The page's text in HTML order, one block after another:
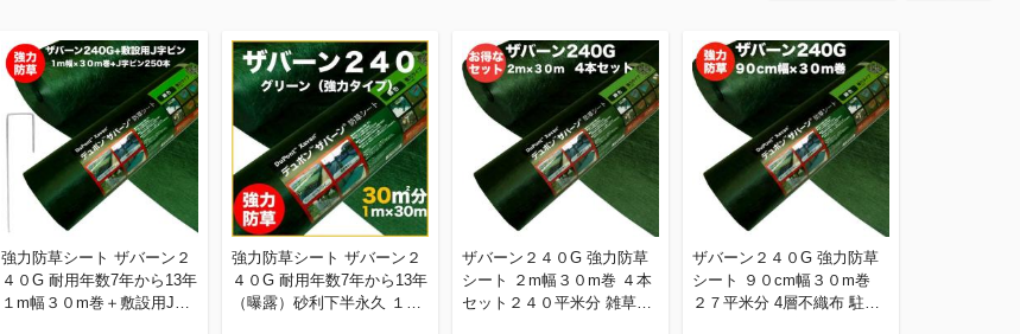
強力防草シート ザバーン２
４０G 耐用年数7年から13年
１m幅３０m巻＋敷設用J字
強力防草シート ザバーン２
４０G 耐用年数7年から13年
（曝露）砂利下半永久 １m
ザバーン２４０G 強力防草
シート ２m幅３０m巻 ４本
セット２４０平米分 雑草対
ザバーン２４０G 強力防草
シート ９０cm幅３０m巻
２７平米分 4層不織布 駐車